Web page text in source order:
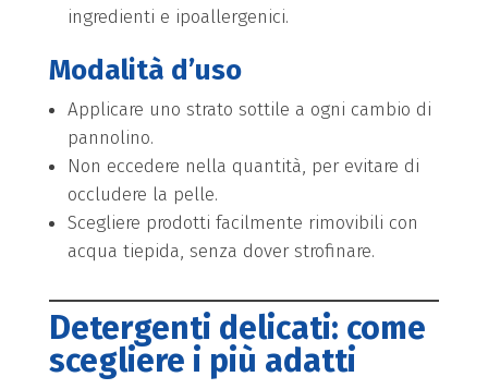
ingredienti e ipoallergenici.
Modalità d’uso
Applicare uno strato sottile a ogni cambio di
pannolino.
Non eccedere nella quantità, per evitare di
occludere la pelle.
Scegliere prodotti facilmente rimovibili con
acqua tiepida, senza dover strofinare.
Detergenti delicati: come
scegliere i più adatti